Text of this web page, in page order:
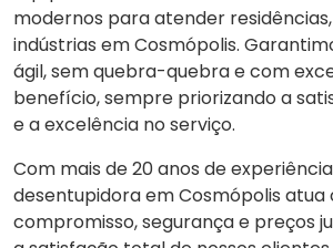
modernos para atender
indústrias em Cosmópolis.
ágil, sem quebra-quebra e com
benefício, sempre priorizando a
e a excelência no serviço.
Com mais de 20 anos de
desentupidora em Cosmópolis atua
compromisso, segurança e preços